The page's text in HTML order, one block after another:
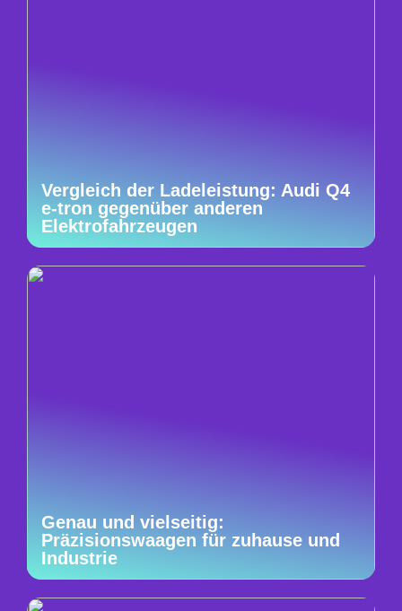
Vergleich der Ladeleistung: Audi Q4
e-tron gegenüber anderen
Elektrofahrzeugen
Genau und vielseitig:
Präzisionswaagen für zuhause und
Industrie